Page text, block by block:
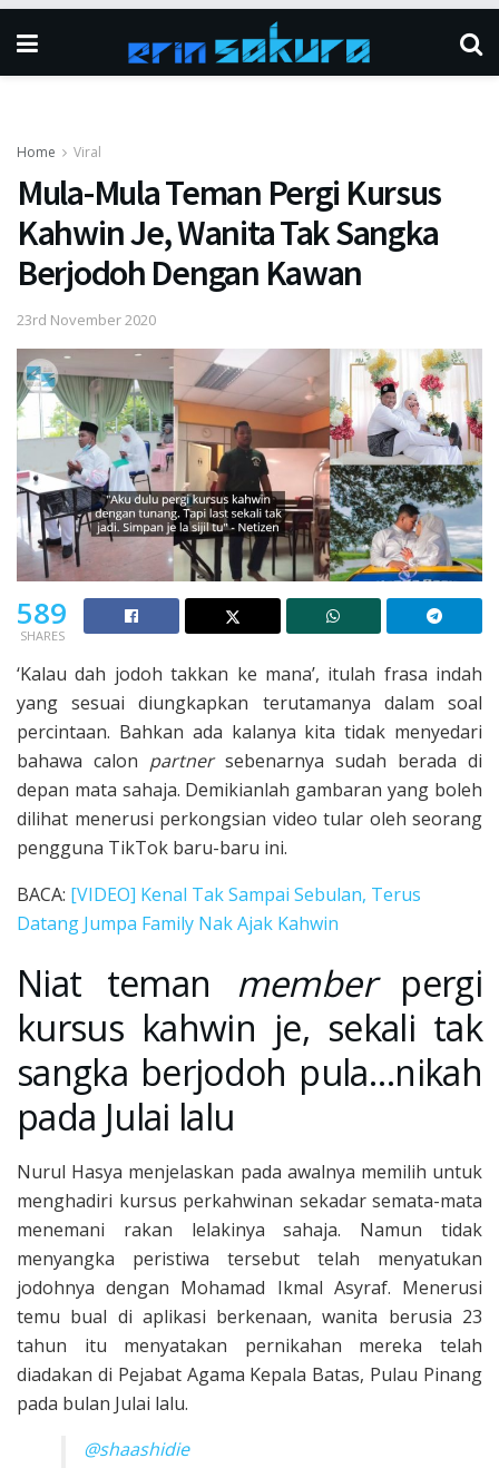
Home Viral
Mula-Mula Teman Pergi Kursus
Kahwin Je, Wanita Tak Sangka
Berjodoh Dengan Kawan
23rd November 2020
589
SHARES
‘Kalau dah jodoh takkan ke mana’, itulah frasa indah
yang sesuai diungkapkan terutamanya dalam soal
percintaan. Bahkan ada kalanya kita tidak menyedari
bahawa calon partner sebenarnya sudah berada di
depan mata sahaja. Demikianlah gambaran yang boleh
dilihat menerusi perkongsian video tular oleh seorang
pengguna TikTok baru-baru ini.
BACA: [VIDEO] Kenal Tak Sampai Sebulan, Terus
Datang Jumpa Family Nak Ajak Kahwin
Niat teman memberpergi
kursus kahwin je, sekali tak
sangka berjodoh pula…nikah
pada Julai lalu
Nurul Hasya menjelaskan pada awalnya memilih untuk
menghadiri kursus perkahwinan sekadar semata-mata
menemani rakan lelakinya sahaja. Namun tidak
menyangka peristiwa tersebut telah menyatukan
jodohnya dengan Mohamad Ikmal Asyraf. Menerusi
temu bual di aplikasi berkenaan, wanita berusia 23
tahun itu menyatakan pernikahan mereka telah
diadakan di Pejabat Agama Kepala Batas, Pulau Pinang
pada bulan Julai lalu.
@shaashidie